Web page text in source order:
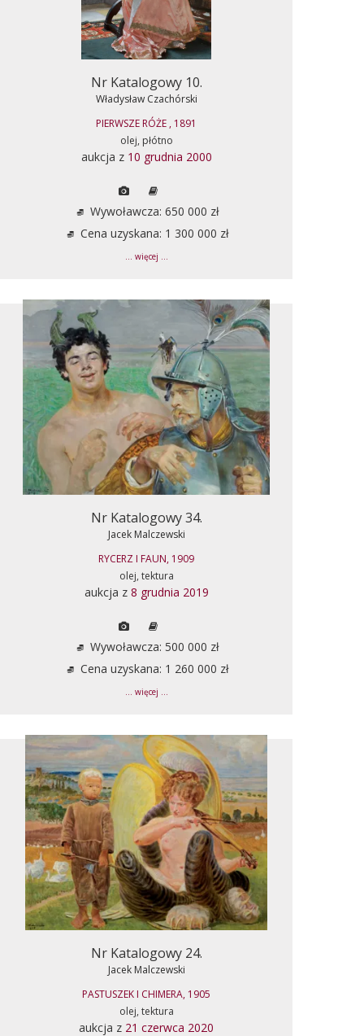
Nr Katalogowy 10.
Władysław Czachórski
PIERWSZE RÓŻE , 1891
olej, płótno
aukcja z 10 grudnia 2000
Wywoławcza: 650 000 zł
Cena uzyskana: 1 300 000 zł
... więcej ...
Nr Katalogowy 34.
Jacek Malczewski
RYCERZ I FAUN, 1909
olej, tektura
aukcja z 8 grudnia 2019
Wywoławcza: 500 000 zł
Cena uzyskana: 1 260 000 zł
... więcej ...
Nr Katalogowy 24.
Jacek Malczewski
PASTUSZEK I CHIMERA, 1905
olej, tektura
aukcja z 21 czerwca 2020